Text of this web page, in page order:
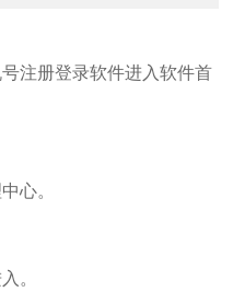
注册登录软件进入软件首
心。
。